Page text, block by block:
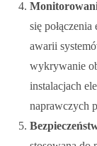
się
awarii
wykrywanie
instalacjach
naprawczych